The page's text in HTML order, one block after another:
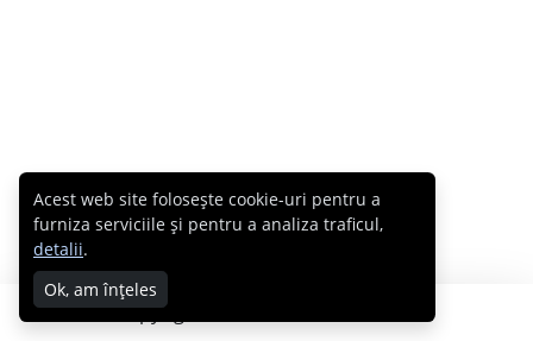
Copyright © 2007 - 2026 Cabral.ro
Acest web site folosește cookie-uri pentru a
furniza serviciile și pentru a analiza traficul,
detalii.
Ok, am înțeles